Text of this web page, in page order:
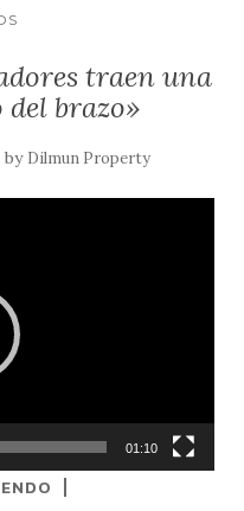
traen una
del brazo»
by Dilmun Property
01:10